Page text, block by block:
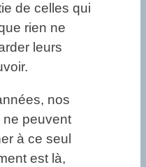
de celles qui
rien ne
leurs
nos
ne peuvent
à ce seul
est là,